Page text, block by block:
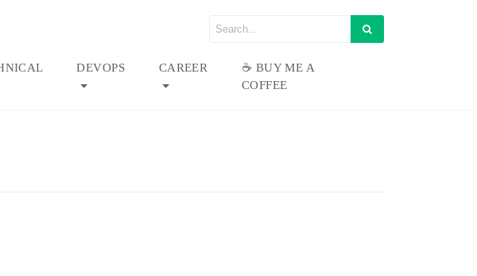
DEVOPS CAREER
☕ BUY ME A
COFFEE